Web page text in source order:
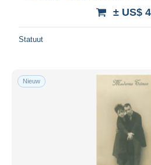
± US$
Statuut
Nieuw